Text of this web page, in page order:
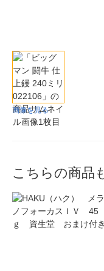
画像を見る
こちらの商品